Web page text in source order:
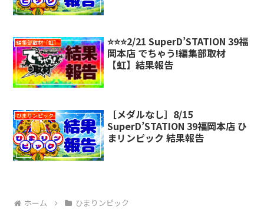
編集部取材［虹］
⭐️⭐️⭐️2/21 SuperD’STATION 39福
岡本店 でちゃう!編集部取材
【虹】結果報告
ひまりンピック
［メダルなし］8/15
SuperD’STATION 39福岡本店 ひ
まリンピック 結果報告
ホーム ひまりンピック